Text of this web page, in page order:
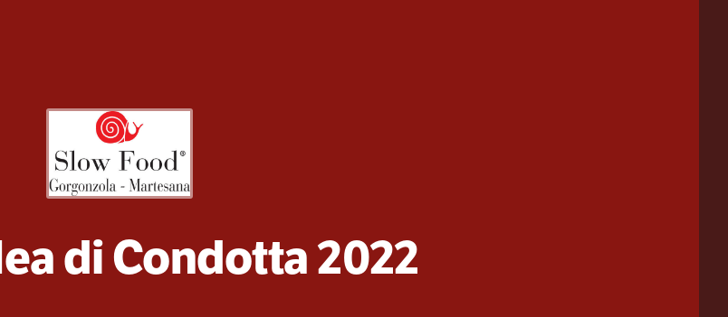
di Condotta 2022